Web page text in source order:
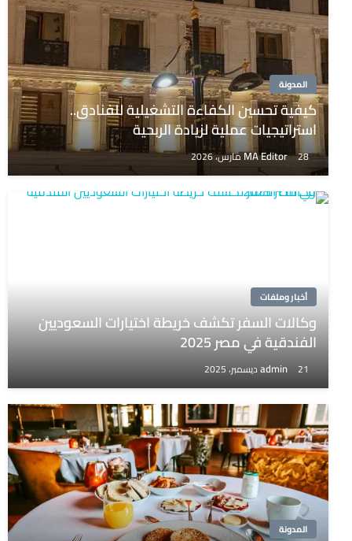
المدونة
كيفية تحسين الكفاءة التشغيلية للفنادق..
استراتيجيات عملية لزيادة الربحية
MA Editor 28 مارس، 2026
أخبار وملفات
وكالات السفر تكشف خريطة اختيارات السعوديين
الفندقية في مصر 2025
admin 21 ديسمبر، 2025
المدونة